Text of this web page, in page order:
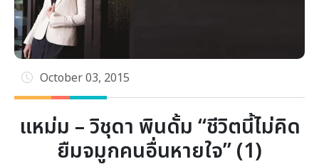
October 03, 2015
แหม่ม – วิชุดา พินดั้ม “ชีวิตนี้ไม่คิด
ยืมจมูกคนอื่นหายใจ” (1)